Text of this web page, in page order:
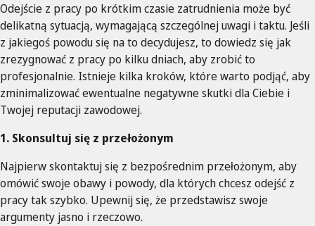
Odejście z pracy po krótkim czasie zatrudnienia może być
delikatną sytuacją, wymagającą szczególnej uwagi i taktu. Jeśli
z jakiegoś powodu się na to decydujesz, to dowiedz się jak
zrezygnować z pracy po kilku dniach, aby zrobić to
profesjonalnie. Istnieje kilka kroków, które warto podjąć, aby
zminimalizować ewentualne negatywne skutki dla Ciebie i
Twojej reputacji zawodowej.
1. Skonsultuj się z przełożonym
Najpierw skontaktuj się z bezpośrednim przełożonym, aby
omówić swoje obawy i powody, dla których chcesz odejść z
pracy tak szybko. Upewnij się, że przedstawisz swoje
argumenty jasno i rzeczowo.